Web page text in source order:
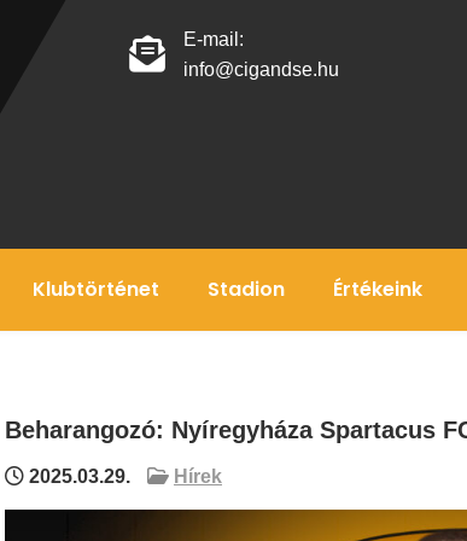
E-mail:
info@cigandse.hu
Klubtörténet Stadion Értékeink
Beharangozó: Nyíregyháza Spartacus
2025.03.29. Hírek